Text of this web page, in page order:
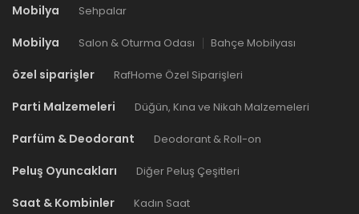
Mobilya Sehpalar
Mobilya Salon & Oturma Odası Bahçe Mobilyası
özel siparişler RafHome Özel Siparişleri
Parti Malzemeleri Düğün, Kına ve Nikah Malzemeleri
Parfüm & Deodorant Deodorant & Roll-on
Peluş Oyuncakları Diğer Peluş Çeşitleri
Saat & Kombinler Kadın Saat